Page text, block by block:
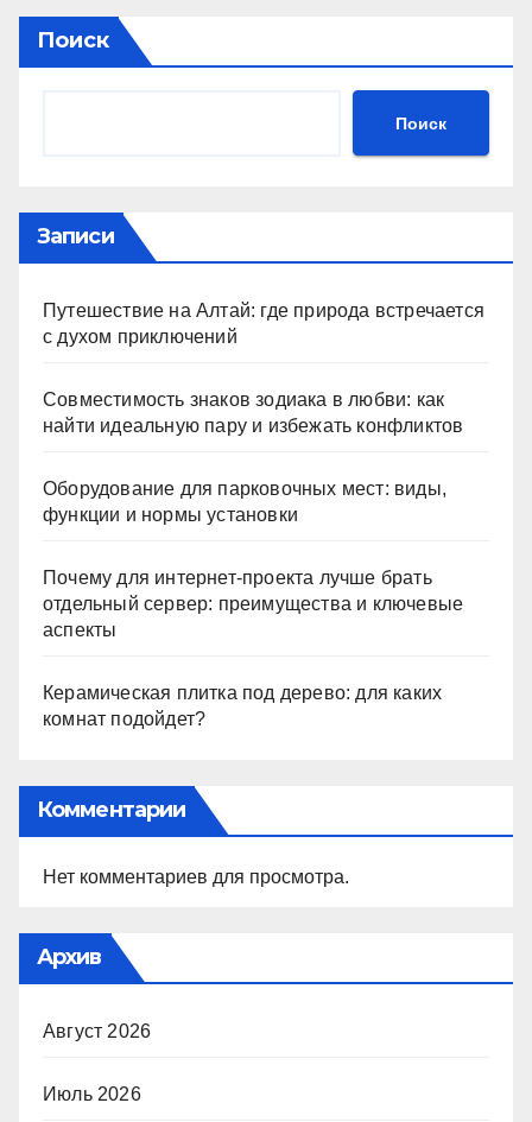
Поиск
Поиск
Записи
Путешествие на Алтай: где природа встречается
с духом приключений
Совместимость знаков зодиака в любви: как
найти идеальную пару и избежать конфликтов
Оборудование для парковочных мест: виды,
функции и нормы установки
Почему для интернет-проекта лучше брать
отдельный сервер: преимущества и ключевые
аспекты
Керамическая плитка под дерево: для каких
комнат подойдет?
Комментарии
Нет комментариев для просмотра.
Архив
Август 2026
Июль 2026